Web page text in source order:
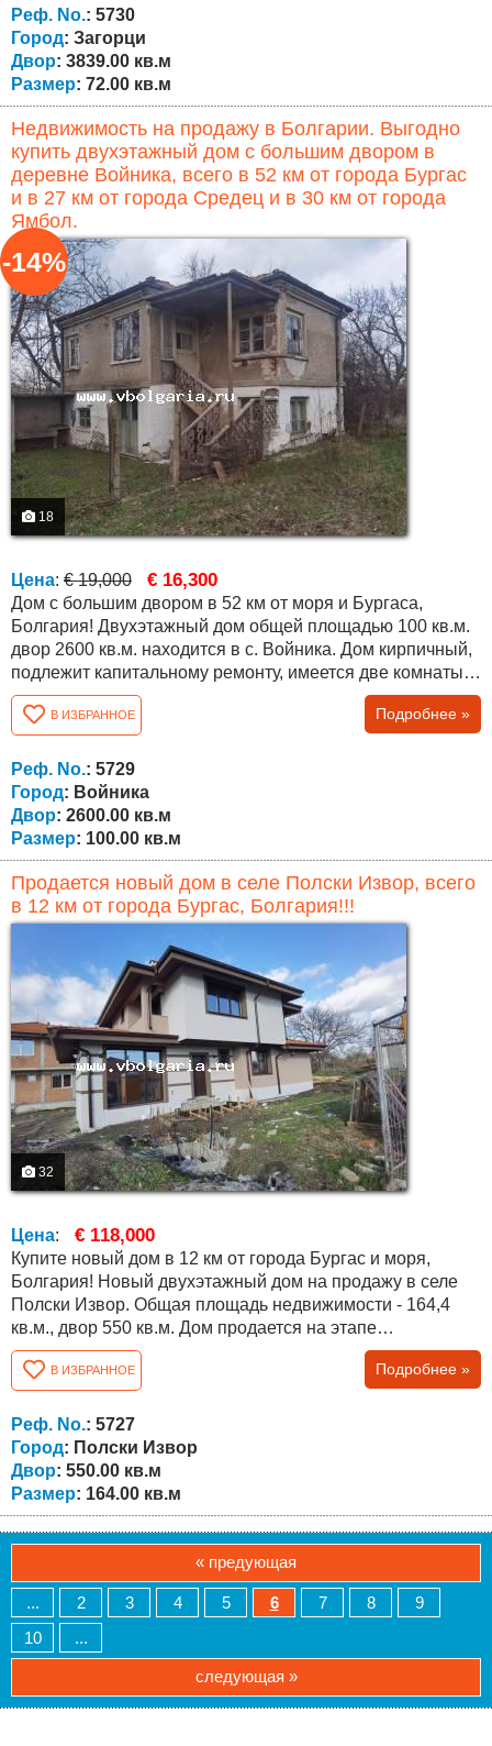
интернет, колодец, который был отремонтирован два
года назад. Участок огорожен новым...
Реф. No.: 5730
Город: Загорци
Двор: 3839.00 кв.м
Размер: 72.00 кв.м
Недвижимость на продажу в Болгарии. Выгодно
купить двухэтажный дом с большим двором в
деревне Войника, всего в 52 км от города Бургас
и в 27 км от города Средец и в 30 км от города
Ямбол.
18
-14%
Цена: € 19,000 € 16,300
Дом с большим двором в 52 км от моря и Бургаса,
Болгария! Двухэтажный дом общей площадью 100 кв.м.
двор 2600 кв.м. находится в с. Войника. Дом кирпичный,
подлежит капитальному ремонту, имеется две комнаты
на первом этаже и три на втором. Двор с небольшим
уклоном, в конце деревни с прекрасным видом на поля.
Участок огорожен забором - сеткой. Дом расположен в
деревне Войника. В этой местности прекрасная
природа. Это место рекомендуется...
В ИЗБРАННОЕ Подробнее »
Реф. No.: 5729
Город: Войника
Двор: 2600.00 кв.м
Размер: 100.00 кв.м
Продается новый дом в селе Полски Извор, всего
в 12 км от города Бургас, Болгария!!!
32
Цена: € 118,000
Купите новый дом в 12 км от города Бургас и моря,
Болгария! Новый двухэтажный дом на продажу в селе
Полски Извор. Общая площадь недвижимости - 164,4
кв.м., двор 550 кв.м. Дом продается на этапе
строительства "без внутренней отделки”, по желанию
клиента и за дополнительную оплату будет завершена
“под ключ". Дом находится в конце села возле
асфальтированной дороги и будет построен из
В ИЗБРАННОЕ Подробнее »
Реф. No.: 5727
Город: Полски Извор
Двор: 550.00 кв.м
Размер: 164.00 кв.м
« предующая
... 2 3 4 5 6 7 8
9
10
...
следующая »